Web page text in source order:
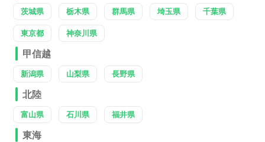
茨城県 栃木県 群馬県 埼玉県 千葉県
東京都 神奈川県
甲信越
新潟県 山梨県 長野県
北陸
富山県 石川県 福井県
東海